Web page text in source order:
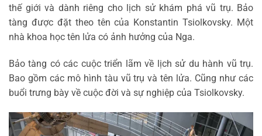
thế giới và dành riêng cho lịch sử khám phá vũ trụ. Bảo
tàng được đặt theo tên của Konstantin Tsiolkovsky. Một
nhà khoa học tên lửa có ảnh hưởng của Nga.
Bảo tàng có các cuộc triển lãm về lịch sử du hành vũ trụ.
Bao gồm các mô hình tàu vũ trụ và tên lửa. Cũng như các
buổi trưng bày về cuộc đời và sự nghiệp của Tsiolkovsky.